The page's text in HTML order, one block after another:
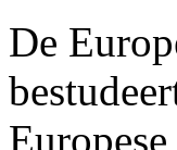
De